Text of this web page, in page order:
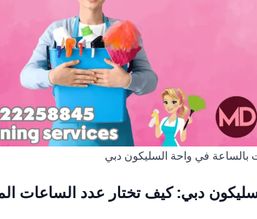
بالساعة في واحة السليكون دبي
دبي: كيف تختار عدد الساعات